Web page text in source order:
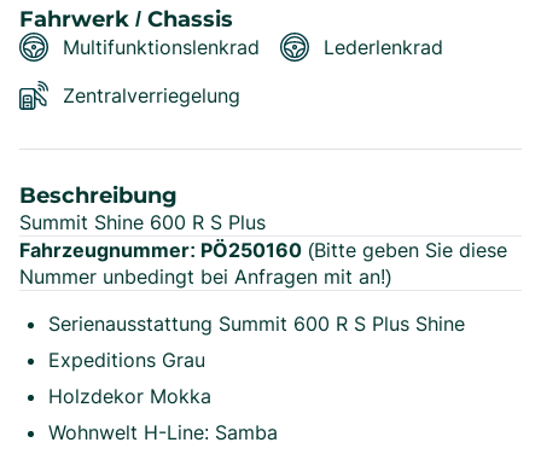
Fahrwerk / Chassis
Multifunktionslenkrad
Lederlenkrad
Zentralverriegelung
Beschreibung
Summit Shine 600 R S Plus
Fahrzeugnummer: PÖ250160 (Bitte geben Sie diese
Nummer unbedingt bei Anfragen mit an!)
Serienausstattung Summit 600 R S Plus Shine
Expeditions Grau
Holzdekor Mokka
Wohnwelt H-Line: Samba